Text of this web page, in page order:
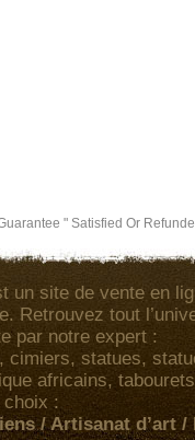
" Satisfied Or
un site de vente en
Retrouvez tout
par notre expert :
cimiers, statues,
africains,
:
/ Artisanat d’art /